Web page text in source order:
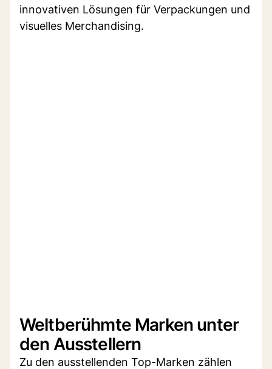
innovativen Lösungen für Verpackungen und
visuelles Merchandising.
Weltberühmte Marken unter
den Ausstellern
Zu den ausstellenden Top-Marken zählen